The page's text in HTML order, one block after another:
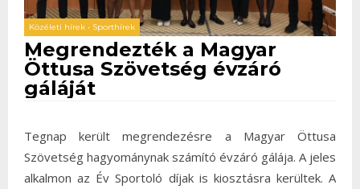
Közéleti hírek • Sporthírek
Megrendezték a Magyar
Öttusa Szövetség évzáró
gáláját
Tegnap került megrendezésre a Magyar Öttusa
Szövetség hagyománynak számító évzáró gálája. A jeles
alkalmon az Év Sportoló díjak is kiosztásra kerültek. A